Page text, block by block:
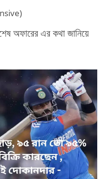
অফারের এর কথা জানিয়ে